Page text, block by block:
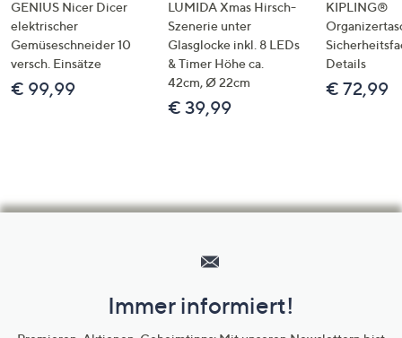
GENIUS Nicer Dicer
elektrischer
Gemüseschneider 10
versch. Einsätze
€ 99,99
LUMIDA Xmas Hirsch-
Szenerie unter
Glasglocke inkl. 8 LEDs
& Timer Höhe ca.
42cm, Ø 22cm
€ 39,99
KIPLING®
Details
€ 72,99
Unternehmensinformationen
Immer informiert!